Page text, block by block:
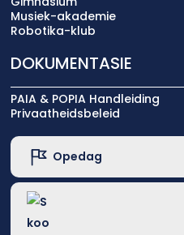
Musiek-akademie
Robotika-klub
DOKUMENTASIE
PAIA & POPIA Handleiding
Privaatheidsbeleid
Opedag